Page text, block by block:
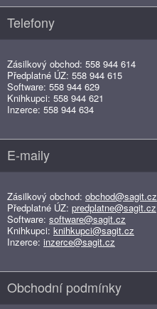
Telefony
Zásilkový obchod: 558 944 614
Předplatné ÚZ: 558 944 615
Software: 558 944 629
Knihkupci: 558 944 621
Inzerce: 558 944 634
E-maily
Zásilkový obchod: obchod@sagit.cz
Předplatné ÚZ: predplatne@sagit.cz
Software: software@sagit.cz
Knihkupci: knihkupci@sagit.cz
Inzerce: inzerce@sagit.cz
Obchodní podmínky